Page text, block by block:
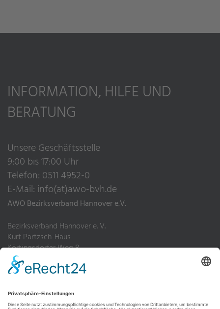
INFORMATION, HILFE UND
BERATUNG
Unsere Geschäftsstelle
9:00 bis 17:00 Uhr
Telefon: 0511 4952-0
E-Mail: info(at)awo-bvh.de
AWO Bezirksverband Hannover e.V.
Bezirksverband Hannover e. V.
Kurt Partzsch-Haus
Körtingsdorfer Weg 8
30455 Hannover
Fax: 0511 4952-200